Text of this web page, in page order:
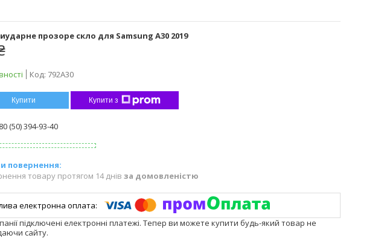
прозоре скло для Samsung A30 2019
Код: 792А30
Купити Купити з
(50) 394-93-40
товару протягом 14 днів за домовленістю
підключені електронні платежі. Тепер ви можете купити будь-який товар не
сайту.